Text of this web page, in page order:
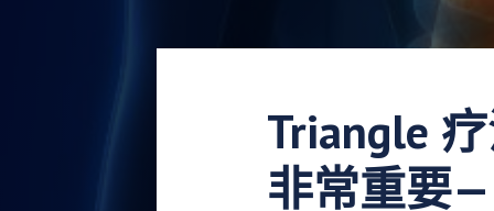
Triangle
非常重要